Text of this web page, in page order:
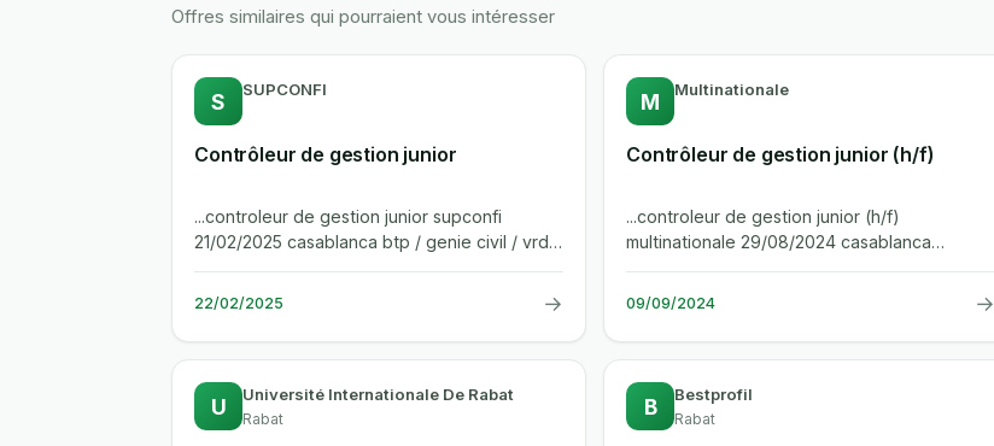
Offres similaires qui pourraient vous intéresser
S SUPCONFI
Contrôleur de gestion junior
...controleur de gestion junior supconfi
21/02/2025 casablanca btp / genie civil / vrd
entreprise rejoignez nous en tant...
22/02/2025 →
M Multinationale
Contrôleur de gestion junior (h/f)
...controleur de gestion junior (h/f)
multinationale 29/08/2024 casablanca
entreprise atires partners est un cabinet de...
09/09/2024 →
U Université Internationale De Rabat
Rabat B Bestprofil
Rabat